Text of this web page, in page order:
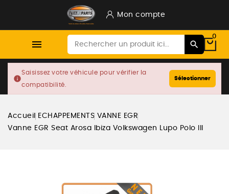
Mon compte

0
info
Saisissez votre véhicule pour vérifier la
compatibilité.
Sélectionner
Accueil ECHAPPEMENTS VANNE EGR
Vanne EGR Seat Arosa Ibiza Volkswagen Lupo Polo III